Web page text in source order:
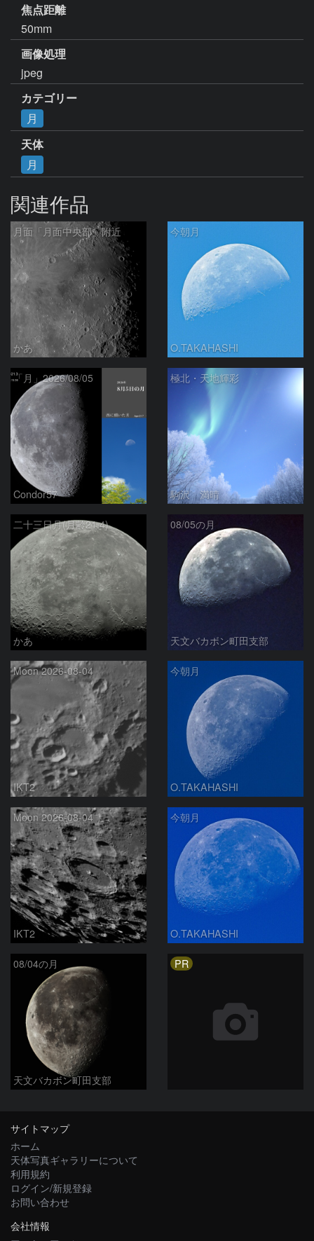
焦点距離
50mm
画像処理
jpeg
カテゴリー
月
天体
月
関連作品
月面「月面中央部」附近
かあ
今朝月
O.TAKAHASHI
「月」2026/08/05
Condor57
極北・天地輝彩
駒沢 満晴
二十三日月(月齢21.4)
かあ
08/05の月
天文バカボン町田支部
Moon 2026-08-04
IKT2
今朝月
O.TAKAHASHI
Moon 2026-08-04
IKT2
今朝月
O.TAKAHASHI
08/04の月
天文バカボン町田支部
PR
サイトマップ
ホーム
天体写真ギャラリーについて
利用規約
ログイン/新規登録
お問い合わせ
会社情報